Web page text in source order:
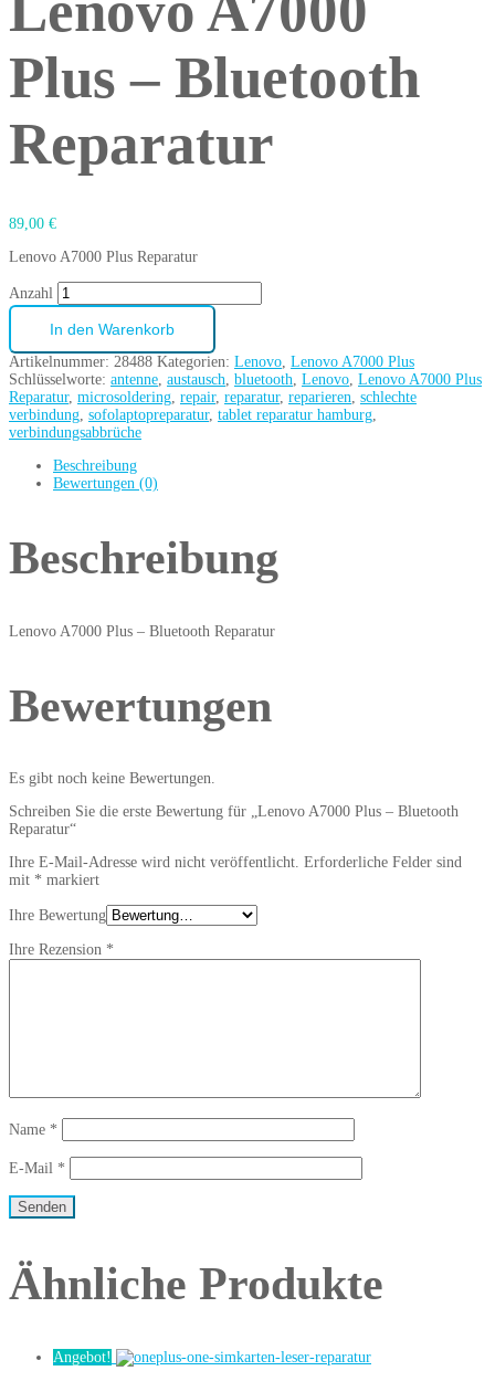
Plus – Bluetooth
Reparatur
89,00 €
Lenovo A7000 Plus Reparatur
Anzahl
In den Warenkorb
Artikelnummer: 28488 Kategorien: Lenovo, Lenovo A7000 Plus
Schlüsselworte: antenne, austausch, bluetooth, Lenovo, Lenovo A7000 Plus
Reparatur, microsoldering, repair, reparatur, reparieren, schlechte
verbindung, sofolaptopreparatur, tablet reparatur hamburg,
verbindungsabbrüche
Beschreibung
Bewertungen (0)
Beschreibung
Lenovo A7000 Plus – Bluetooth Reparatur
Bewertungen
Es gibt noch keine Bewertungen.
Schreiben Sie die erste Bewertung für „Lenovo A7000 Plus – Bluetooth
Reparatur“
Ihre E-Mail-Adresse wird nicht veröffentlicht. Erforderliche Felder sind
mit * markiert
Ihre Bewertung
Ihre Rezension *
Name *
E-Mail *
Ähnliche Produkte
Angebot!